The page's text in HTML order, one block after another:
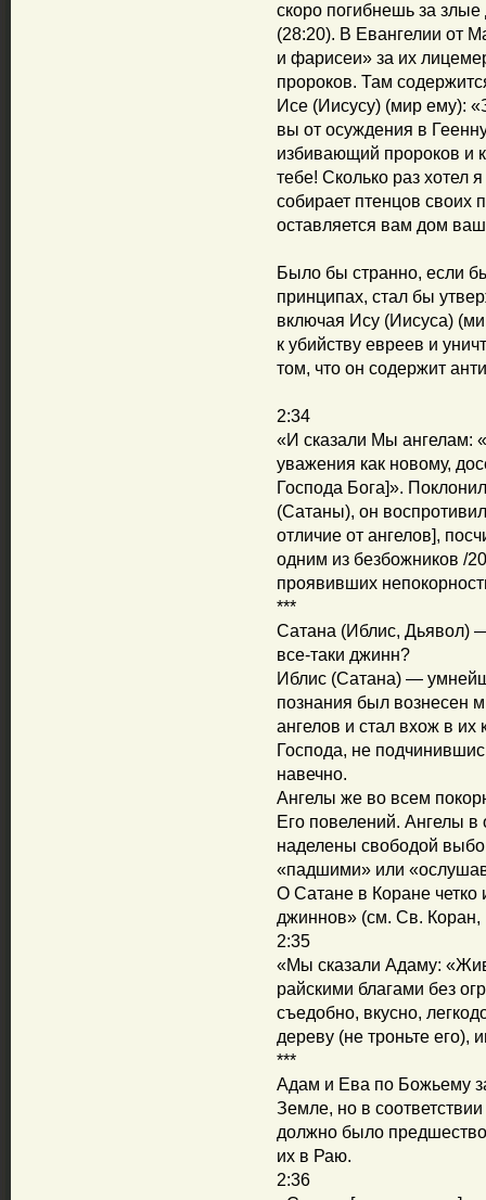
скоро погибнешь за
(28:20). В Евангелии от
и фарисеи» за их
пророков. Там
Исе (Иисусу) (мир ему):
вы от осуждения в
избивающий пророков и
тебе! Сколько раз хотел
собирает птенцов своих
оставляется вам дом ваш
Было бы странно, если
принципах, стал бы
включая Ису (Иисуса)
к убийству евреев и
том, что он содержит
2:34
«И сказали Мы ангелам:
уважения как новому,
Господа Бога]».
(Сатаны), он
отличие от ангелов],
одним из безбожников /
проявивших
***
Сатана (Иблис, Дьявол)
все-таки джинн?
Иблис (Сатана) —
познания был вознесен
ангелов и стал вхож в
Господа, не
навечно.
Ангелы же во всем
Его повелений. Ангелы
наделены свободой
«падшими» или
О Сатане в Коране четко
джиннов» (см. Св. Коран,
2:35
«Мы сказали Адаму:
райскими благами без
съедобно, вкусно,
дереву (не троньте его),
***
Адам и Ева по Божьему
Земле, но в
должно было
их в Раю.
2:36